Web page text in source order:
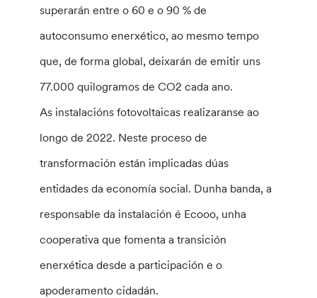
superarán entre o 60 e o 90 % de
autoconsumo enerxético, ao mesmo tempo
que, de forma global, deixarán de emitir uns
77.000 quilogramos de CO2 cada ano.
As instalacións fotovoltaicas realizaranse ao
longo de 2022. Neste proceso de
transformación están implicadas dúas
entidades da economía social. Dunha banda, a
responsable da instalación é Ecooo, unha
cooperativa que fomenta a transición
enerxética desde a participación e o
apoderamento cidadán.